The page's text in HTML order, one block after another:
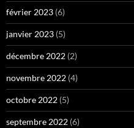
février 2023 (6)
janvier 2023 (5)
décembre 2022 (2)
novembre 2022 (4)
octobre 2022 (5)
septembre 2022 (6)